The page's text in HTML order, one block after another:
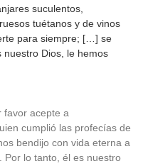
suculentos,
tuétanos y de vinos
para siempre; […] se
Dios, le hemos
favor acepte a
cumplió las profecías de
bendijo con vida eterna a
Por lo tanto, él es nuestro